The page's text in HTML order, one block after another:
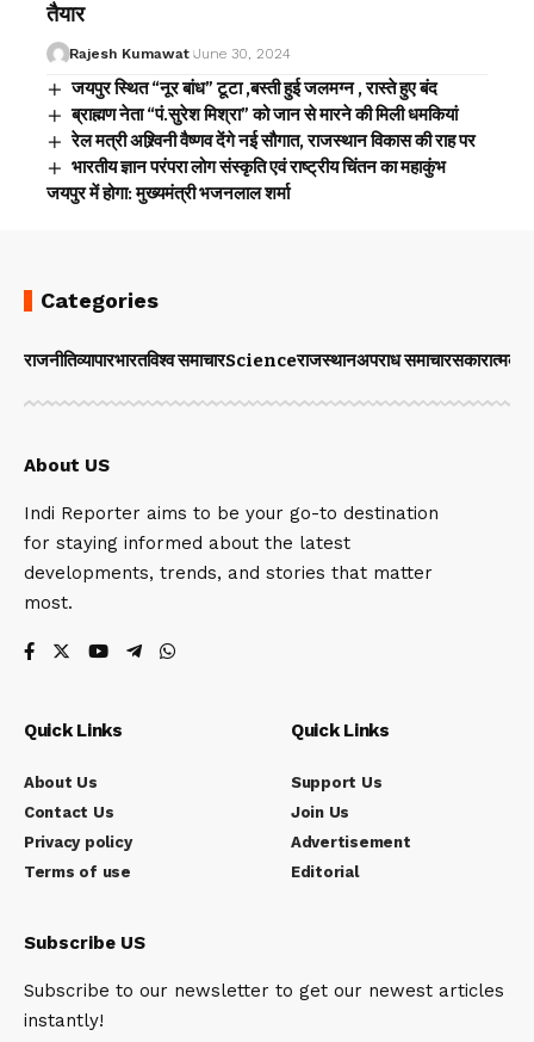
तैयार
Rajesh Kumawat June 30, 2024
जयपुर स्थित “नूर बांध” टूटा ,बस्ती हुई जलमग्न , रास्ते हुए बंद
ब्राह्मण नेता “पं.सुरेश मिश्रा” को जान से मारने की मिली धमकियां
रेल मत्री अश्र्विनी वैष्णव देंगे नई सौगात, राजस्थान विकास की राह पर
भारतीय ज्ञान परंपरा लोग संस्कृति एवं राष्ट्रीय चिंतन का महाकुंभ
जयपुर में होगा: मुख्यमंत्री भजनलाल शर्मा
Categories
राजनीतिव्यापारभारतविश्व समाचारScienceराजस्थानअपराध समाचारसकारात्मक
About US
Indi Reporter aims to be your go-to destination
for staying informed about the latest
developments, trends, and stories that matter
most.
Quick Links
About Us
Contact Us
Privacy policy
Terms of use
Quick Links
Support Us
Join Us
Advertisement
Editorial
Subscribe US
Subscribe to our newsletter to get our newest articles
instantly!